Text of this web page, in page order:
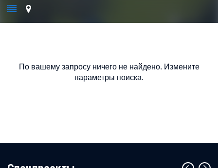
По вашему запросу ничего не найдено. Измените
параметры поиска.